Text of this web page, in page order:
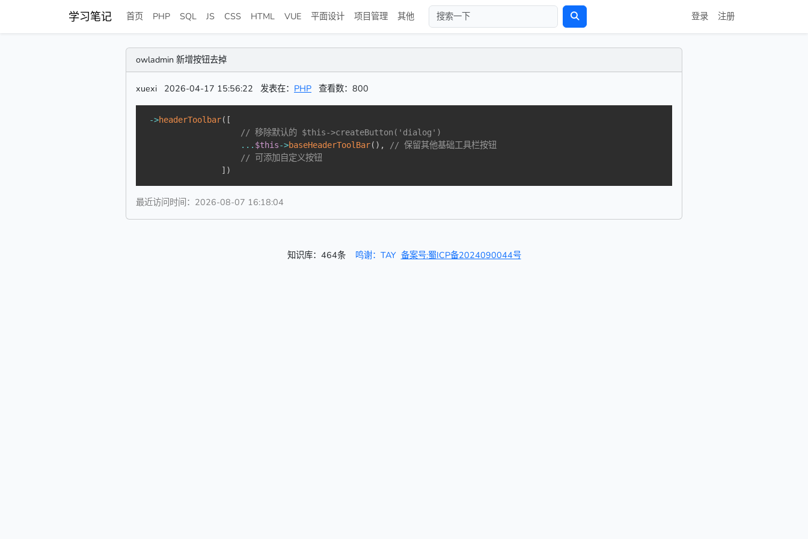
学习笔记 首页 PHP SQL JS CSS HTML VUE 平面设计 项目管理 其他 登录 注册
owladmin 新增按钮去掉
xuexi 2026-04-17 15:56:22 发表在： PHP 查看数：800
->headerToolbar( [
// 移除默认的 $this->createButton('dialog')
... $this->baseHeaderToolBar( ) ,
// 保留其他基础工具栏按钮
// 可添加自定义按钮
] )
最近访问时间：2026-08-07 16:18:04
知识库：464条 鸣谢：TAY 备案号:蜀ICP备2024090044号